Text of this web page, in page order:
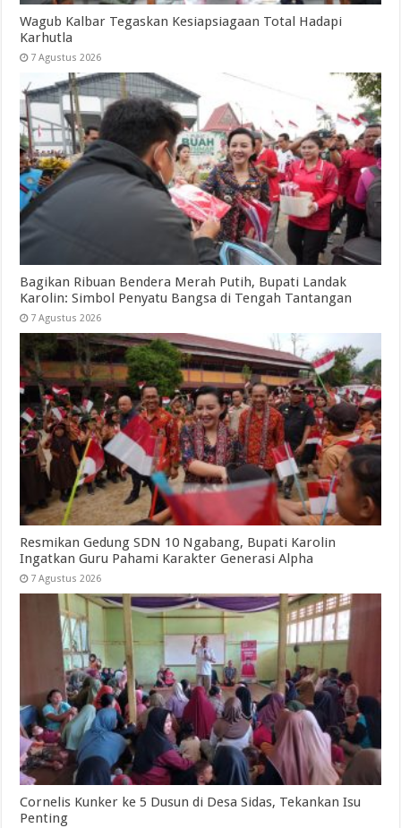
Wagub Kalbar Tegaskan Kesiapsiagaan Total Hadapi
Karhutla
7 Agustus 2026
Bagikan Ribuan Bendera Merah Putih, Bupati Landak
Karolin: Simbol Penyatu Bangsa di Tengah Tantangan
7 Agustus 2026
Resmikan Gedung SDN 10 Ngabang, Bupati Karolin
Ingatkan Guru Pahami Karakter Generasi Alpha
7 Agustus 2026
Cornelis Kunker ke 5 Dusun di Desa Sidas, Tekankan Isu
Penting